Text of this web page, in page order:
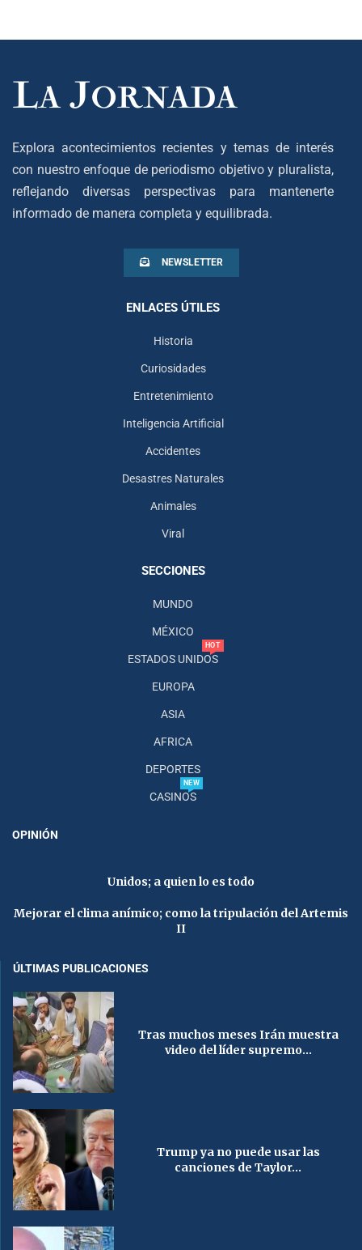
Explora acontecimientos recientes y temas de interés
con nuestro enfoque de periodismo objetivo y pluralista,
reflejando diversas perspectivas para mantenerte
informado de manera completa y equilibrada.
NEWSLETTER
ENLACES ÚTILES
Historia
Curiosidades
Entretenimiento
Inteligencia Artificial
Accidentes
Desastres Naturales
Animales
Viral
SECCIONES
MUNDO
MÉXICO
ESTADOS UNIDOS
HOT
EUROPA
ASIA
AFRICA
DEPORTES
CASINOS
NEW
OPINIÓN
Unidos; a quien lo es todo
Mejorar el clima anímico; como la tripulación del Artemis
II
ÚLTIMAS PUBLICACIONES
Tras muchos meses Irán muestra
video del líder supremo...
Trump ya no puede usar las
canciones de Taylor...